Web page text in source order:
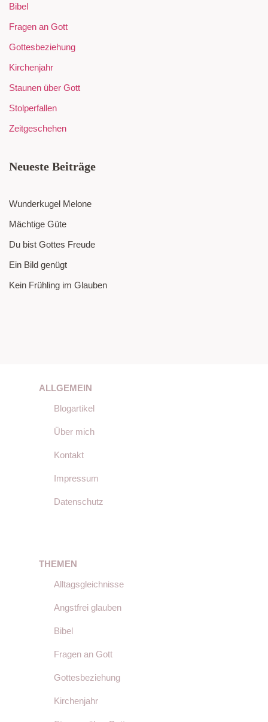
Bibel
Fragen an Gott
Gottesbeziehung
Kirchenjahr
Staunen über Gott
Stolperfallen
Zeitgeschehen
Neueste Beiträge
Wunderkugel Melone
Mächtige Güte
Du bist Gottes Freude
Ein Bild genügt
Kein Frühling im Glauben
ALLGEMEIN
Blogartikel
Über mich
Kontakt
Impressum
Datenschutz
THEMEN
Alltagsgleichnisse
Angstfrei glauben
Bibel
Fragen an Gott
Gottesbeziehung
Kirchenjahr